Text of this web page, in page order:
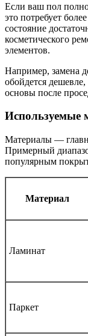
Если ваш пол
это потребует
состояние
косметического
элементов.
Например, замена
обойдется
основы после
Используемые
Материалы —
Примерный
популярным
Материал
Ламинат
Паркет